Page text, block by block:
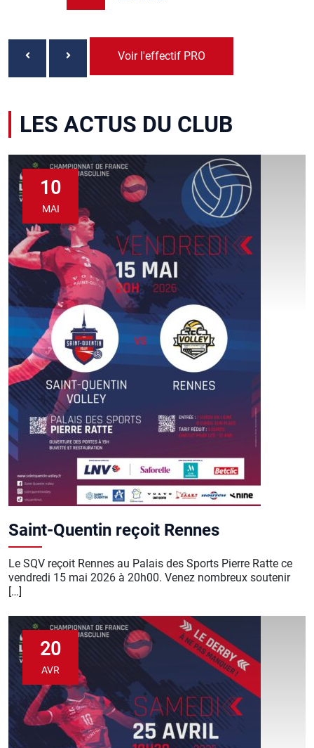
Voir l'effectif PRO
LES ACTUS DU CLUB
10
MAI
Saint-Quentin reçoit Rennes
Le SQV reçoit Rennes au Palais des Sports Pierre Ratte ce
vendredi 15 mai 2026 à 20h00. Venez nombreux soutenir
[…]
20
AVR